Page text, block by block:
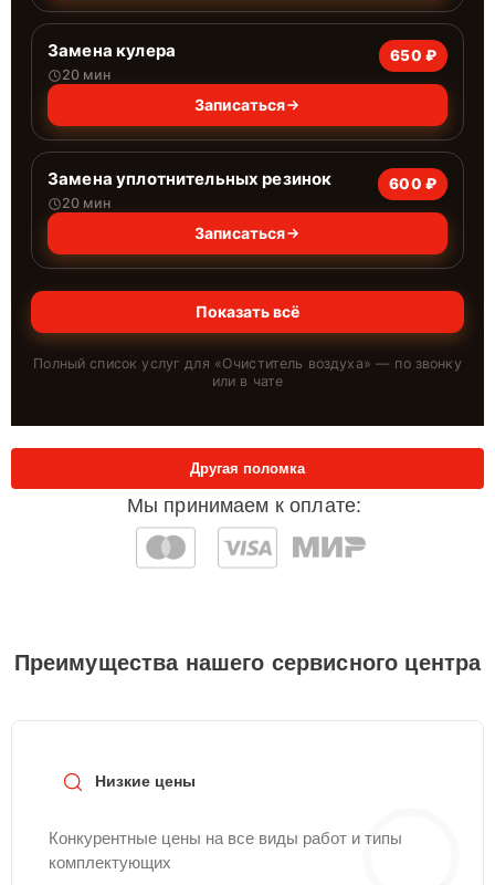
Замена кулера
20 мин
650 ₽
Записаться
Замена уплотнительных резинок
20 мин
600 ₽
Записаться
Показать всё
Полный список услуг для «Очиститель воздуха» — по звонку
или в чате
Мы принимаем к оплате:
Другая поломка
Преимущества нашего сервисного центра
Низкие цены
Конкурентные цены на все виды работ и типы
комплектующих